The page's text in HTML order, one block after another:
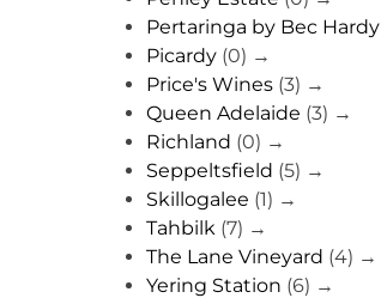
Pertaringa by Bec Hardy
Picardy (0) →
Price's Wines (3) →
Queen Adelaide (3) →
Richland (0) →
Seppeltsfield (5) →
Skillogalee (1) →
Tahbilk (7) →
The Lane Vineyard (4) →
Yering Station (6) →